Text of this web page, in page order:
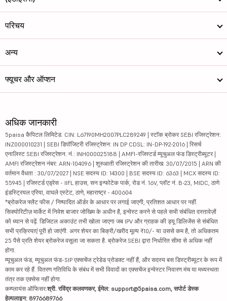
परिचय
अन्य
फ्यूचर और ऑप्शन
अधिक जानकारी
5paisa कैपिटल लिमिटेड. CIN: L67190MH2007PLC289249 | स्टॉक ब्रोकर SEBI रजिस्ट्रेशन:
INZ000010231 | SEBI डिपॉजिटरी रजिस्ट्रेशन: IN DP CDSL: IN-DP-192-2016 | रिसर्च
एनालिस्ट SEBI रजिस्ट्रेशन. नं.: INH000025188 | AMFI-रजिस्टर्ड म्यूचुअल फंड डिस्ट्रीब्यूटर |
AMFI रजिस्ट्रेशन नंबर: ARN-104096 | शुरुआती रजिस्ट्रेशन की तारीख: 30/07/2015 | ARN की
वर्तमान वैधता : 30/07/2027 | NSE सदस्य ID: 14300 | BSE सदस्य ID: 6363 | MCX सदस्य ID:
55945 | रजिस्टर्ड एड्रेस - IIFL हाउस, सन इन्फोटेक पार्क, रोड नं. 16V, प्लॉट नं. B-23, MIDC, ठाणे
इंडस्ट्रियल एरिया, वाघले एस्टेट, ठाणे, महाराष्ट्र - 400604
*ब्रोकरेज फ्लैट फीस / निष्पादित ऑर्डर के आधार पर लगाई जाएगी, प्रतिशत आधार पर नहीं.
सिक्योरिटीज़ मार्केट में निवेश बाजार जोखिम के अधीन है, इन्वेस्ट करने से पहले सभी संबंधित दस्तावेज़ों
को ध्यान से पढ़ें. डिजिटल अकाउंट तभी खोला जाएगा जब IPV और ग्राहक की ड्यू डिलिजेंस से संबंधित
सभी प्रक्रियाएं पूरी हो जाएंगी. अगर शेयर का बिक्री/खरीद मूल्य ₹10/- या उससे कम है, तो अधिकतम
25 पैसे प्रति शेयर ब्रोकरेज वसूला जा सकता है. ब्रोकरेज SEBI द्वारा निर्धारित सीमा से अधिक नहीं
होगा.
म्यूचुअल फंड, म्यूचुअल फंड-SIP एक्सचेंज ट्रेडेड प्रोडक्ट नहीं हैं, और सदस्य बस डिस्ट्रीब्यूटर के रूप में
काम कर रहे हैं. वितरण गतिविधि के संबंध में सभी विवादों का एक्सचेंज इन्वेस्टर निवारण मंच या मध्यस्थता
तंत्र तक एक्सेस नहीं होगा.
कम्प्लायंस ऑफिसर:श्री. रविंद्र कलवणकर, ईमेल: support@5paisa.com, सपोर्ट डेस्क
हेल्पलाइन: 8976689766